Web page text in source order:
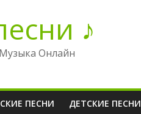
♪
Онлайн
ПЕСНИ ДЕТСКИЕ ПЕСНИ